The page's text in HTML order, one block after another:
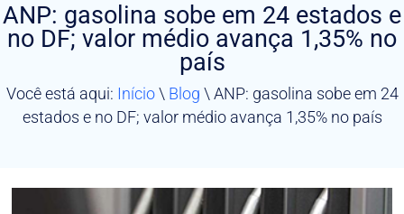
ANP: gasolina sobe em 24 estados e
no DF; valor médio avança 1,35% no
país
Você está aqui: Início\ Blog \ ANP: gasolina sobe em 24
estados e no DF; valor médio avança 1,35% no país